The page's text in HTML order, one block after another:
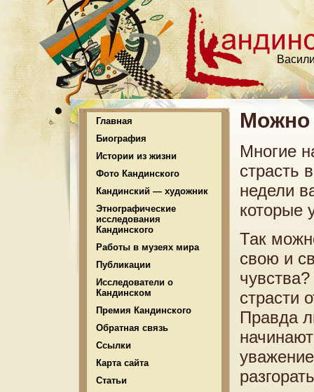
Главная
Биография
Истории из жизни
Фото Кандинского
Кандинский — художник
Этнографические
исследования
Кандинского
Работы в музеях мира
Публикации
Исследователи о
Кандинском
Премия Кандинского
Обратная связь
Ссылки
Карта сайта
Статьи
Можно
Многие
страсть
недели
которые
Так
свою и
страсти
Правда